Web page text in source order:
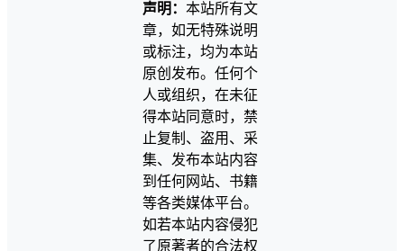
声明： 本站所有文
章，如无特殊说明
或标注，均为本站
原创发布。任何个
人或组织，在未征
得本站同意时，禁
止复制、盗用、采
集、发布本站内容
到任何网站、书籍
等各类媒体平台。
如若本站内容侵犯
了原著者的合法权